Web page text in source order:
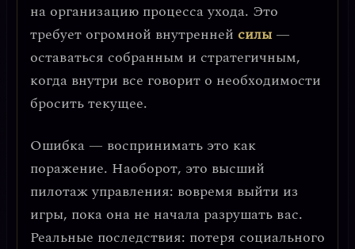
на организацию процесса ухода. Это
требует огромной внутренней силы—
оставаться собранным и стратегичным,
когда внутри все говорит о необходимости
бросить текущее.
Ошибка — воспринимать это как
поражение. Наоборот, это высший
пилотаж управления: вовремя выйти из
игры, пока она не начала разрушать вас.
Реальные последствия: потеря социального